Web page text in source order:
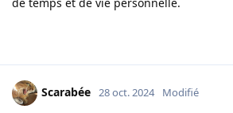
Scarabée 28 oct. 2024 Modifié